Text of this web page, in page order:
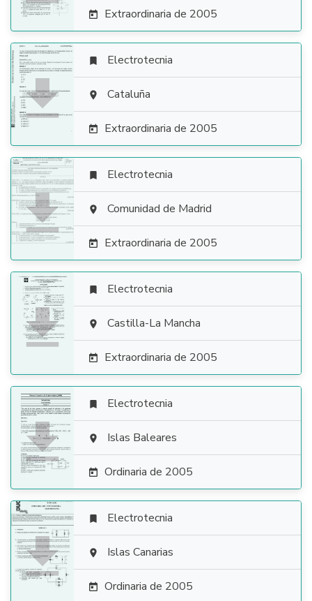
 Extraordinaria de 2005

 Electrotecnia
 Cataluña
 Extraordinaria de 2005

 Electrotecnia
 Comunidad de Madrid
 Extraordinaria de 2005

 Electrotecnia
 Castilla-La Mancha
 Extraordinaria de 2005

 Electrotecnia
 Islas Baleares
 Ordinaria de 2005

 Electrotecnia
 Islas Canarias
 Ordinaria de 2005